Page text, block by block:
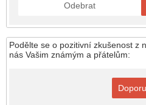
Odebrat
Podělte se o pozitivní zkušenost z
nás Vašim známým a přátelům: